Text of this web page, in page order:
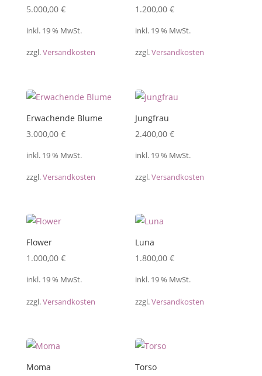
5.000,00 €
inkl. 19 % MwSt.
zzgl.Versandkosten
1.200,00€
inkl. 19 % MwSt.
zzgl.Versandkosten
Erwachende Blume
3.000,00 €
inkl. 19 % MwSt.
zzgl.Versandkosten
Jungfrau
2.400,00€
inkl. 19 % MwSt.
zzgl.Versandkosten
Flower
1.000,00 €
inkl. 19 % MwSt.
zzgl.Versandkosten
Luna
1.800,00€
inkl. 19 % MwSt.
zzgl.Versandkosten
Moma
Torso